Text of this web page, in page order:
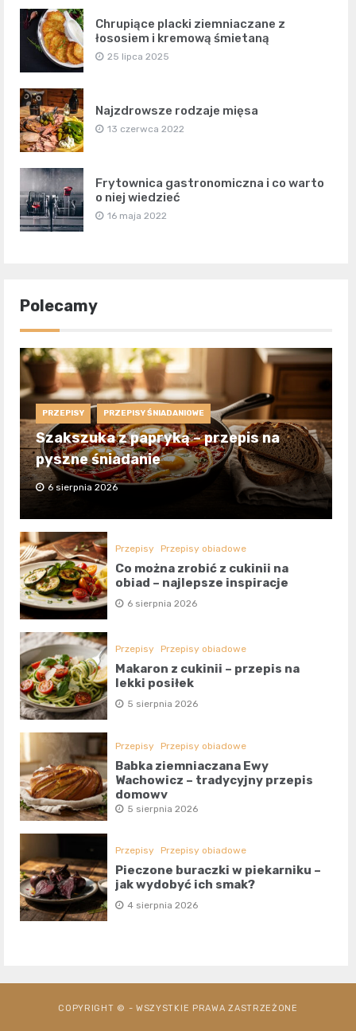
Chrupiące placki ziemniaczane z
łososiem i kremową śmietaną
25 lipca 2025
Najzdrowsze rodzaje mięsa
13 czerwca 2022
Frytownica gastronomiczna i co warto
o niej wiedzieć
16 maja 2022
Polecamy
PRZEPISY PRZEPISY ŚNIADANIOWE
Szakszuka z papryką – przepis na
pyszne śniadanie
6 sierpnia 2026
Przepisy Przepisy obiadowe
Co można zrobić z cukinii na
obiad – najlepsze inspiracje
6 sierpnia 2026
Przepisy Przepisy obiadowe
Makaron z cukinii – przepis na
lekki posiłek
5 sierpnia 2026
Przepisy Przepisy obiadowe
Babka ziemniaczana Ewy
Wachowicz – tradycyjny przepis
domowy
5 sierpnia 2026
Przepisy Przepisy obiadowe
Pieczone buraczki w piekarniku –
jak wydobyć ich smak?
4 sierpnia 2026
COPYRIGHT © - WSZYSTKIE PRAWA ZASTRZEŻONE